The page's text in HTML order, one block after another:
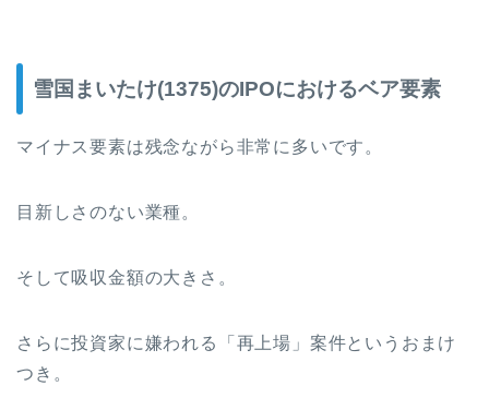
雪国まいたけ(1375)のIPOにおけるベア要素
マイナス要素は残念ながら非常に多いです。
目新しさのない業種。
そして吸収金額の大きさ。
さらに投資家に嫌われる「再上場」案件というおまけ
つき。